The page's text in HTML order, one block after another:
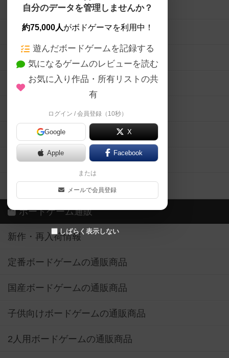
自分のデータを管理しませんか？
約75,000人がボドゲーマを利用中！
遊んだボードゲームを記録する
気になるゲームのレビューを読む
お気に入り作品・所有リストの共
有
ログイン / 会員登録（10秒）
Google X
Apple Facebook
または
メールで会員登録
しばらく表示しない
ボードゲームを検索する
ボードゲームの新着レビュー
ボードゲーム会情報
メカニクス特集
掲示板・トピックス
ボドとも・会員一覧
ボードゲーム業界コラム
ボドゲーマご利用案内
ボードゲーム通販
新作・再入荷情報
定番ボードゲームの通販商品
国産ボードゲームの通販商品
子供向けボードゲームの通販商品
2人用ボードゲームの通販商品